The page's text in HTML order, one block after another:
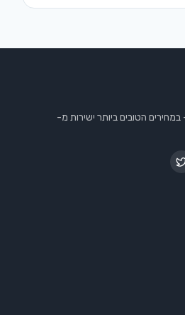
הטובים ביותר ישירות מ-